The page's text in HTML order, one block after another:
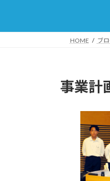
HOME ブ
事業計